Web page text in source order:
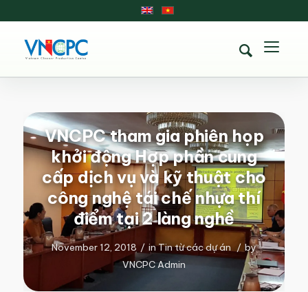
VNCPC tham gia phiên họp
khởi động Hợp phần cung
cấp dịch vụ và kỹ thuật cho
công nghệ tái chế nhựa thí
điểm tại 2 làng nghề
November 12, 2018 / inTin từ các dự án / by
VNCPC Admin